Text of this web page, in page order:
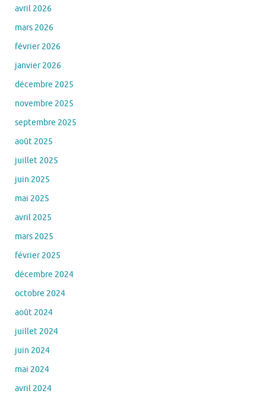
avril 2026
mars 2026
février 2026
janvier 2026
décembre 2025
novembre 2025
septembre 2025
août 2025
juillet 2025
juin 2025
mai 2025
avril 2025
mars 2025
février 2025
décembre 2024
octobre 2024
août 2024
juillet 2024
juin 2024
mai 2024
avril 2024